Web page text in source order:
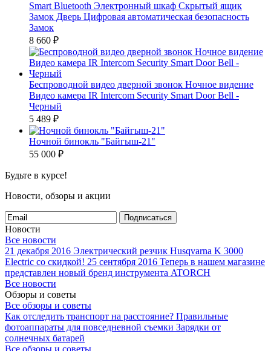
Smart Bluetooth Электронный шкаф Скрытый ящик
Замок Дверь Цифровая автоматическая безопасность
Замок
8 660 ₽
Беспроводной видео дверной звонок Ночное видение
Видео камера IR Intercom Security Smart Door Bell -
Черный
5 489 ₽
Ночной бинокль "Байгыш-21"
55 000 ₽
Будьте в курсе!
Новости, обзоры и акции
Подписаться
Новости
Все новости
21 декабря 2016 Электрический резчик Husqvarna K 3000
Electric со скидкой! 25 сентября 2016 Теперь в нашем магазине
представлен новый бренд инструмента ATORCH
Все новости
Обзоры и советы
Все обзоры и советы
Как отследить транспорт на расстояние? Правильные
фотоаппараты для повседневной съемки Зарядки от
солнечных батарей
Все обзоры и советы